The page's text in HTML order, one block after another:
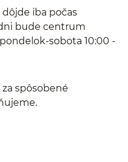
iba počas
bude centrum
sobota 10:00 -
spôsobené